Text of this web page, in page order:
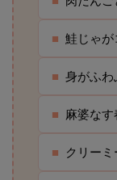
■ 鮭じゃが
■ 身がふわ
■ 麻婆なす
■ クリー